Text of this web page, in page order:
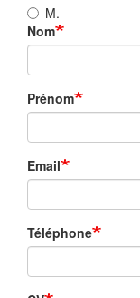
M.
Nom
Prénom
Email
Téléphone